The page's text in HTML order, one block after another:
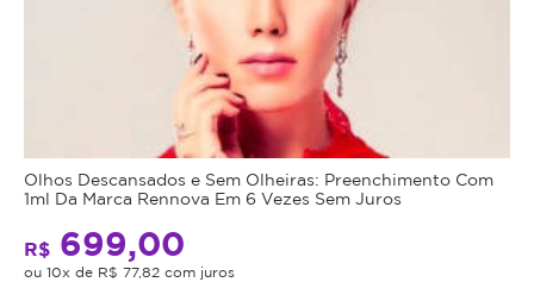
Olhos Descansados e Sem Olheiras: Preenchimento Com
1ml Da Marca Rennova Em 6 Vezes Sem Juros
R$ 699,00
ou 10x de R$ 77,82 com juros